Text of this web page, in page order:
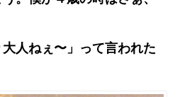
大人ねぇ〜」って言われた